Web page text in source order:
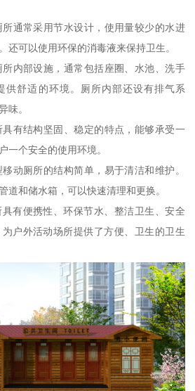
通常采用节水设计，使用量较少的水进
还可以使用环保的消毒液来保持卫生。
内部设施，通常包括座圈、水池、洗手
供舒适的环境。厕所内部还设有排气系
味。
有结构坚固、稳定的特点，能够承受一
一个安全的使用环境。
动厕所的结构简单，易于清洁和维护。
道和储水箱，可以快速清理和更换。
有便携性、环保节水、整洁卫生、安全
户外活动场所提供了方便、卫生的卫生